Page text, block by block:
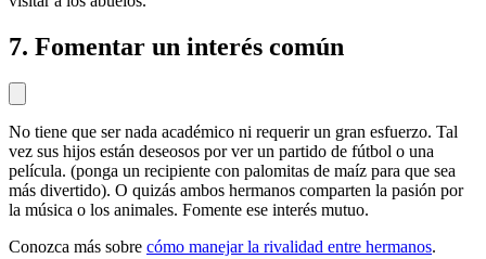
7. Fomentar un interés común
No tiene que ser nada académico ni requerir un gran esfuerzo. Tal
vez sus hijos están deseosos por ver un partido de fútbol o una
película. (ponga un recipiente con palomitas de maíz para que sea
más divertido). O quizás ambos hermanos comparten la pasión por
la música o los animales. Fomente ese interés mutuo.
Conozca más sobre cómo manejar la rivalidad entre hermanos.